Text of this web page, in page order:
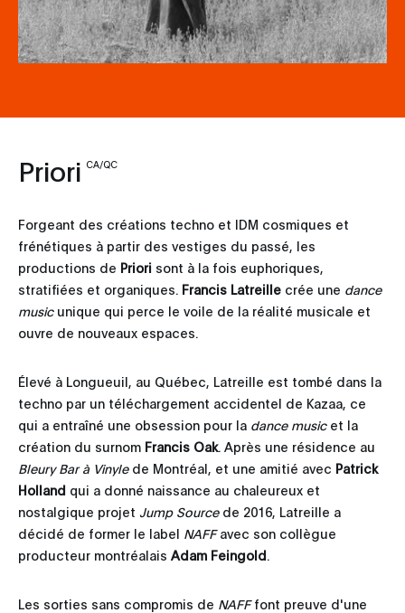
Priori CA/QC
Forgeant des créations techno et IDM cosmiques et
frénétiques à partir des vestiges du passé, les
productions de Priori sont à la fois euphoriques,
stratifiées et organiques. Francis Latreille crée une dance
musicunique qui perce le voile de la réalité musicale et
ouvre de nouveaux espaces.
Élevé à Longueuil, au Québec, Latreille est tombé dans la
techno par un téléchargement accidentel de Kazaa, ce
qui a entraîné une obsession pour la dance musicet la
création du surnom Francis Oak. Après une résidence au
Bleury Bar à Vinylede Montréal, et une amitié avec Patrick
Holland qui a donné naissance au chaleureux et
nostalgique projet Jump Sourcede 2016, Latreille a
décidé de former le label NAFFavec son collègue
producteur montréalais Adam Feingold
Les sorties sans compromis de NAFFfont preuve d'une